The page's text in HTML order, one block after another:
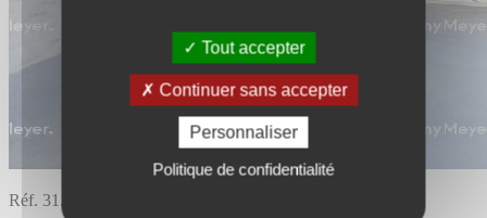
Tout accepter
Continuer sans accepter
Personnaliser
Politique de confidentialité
Réf. 31.3218